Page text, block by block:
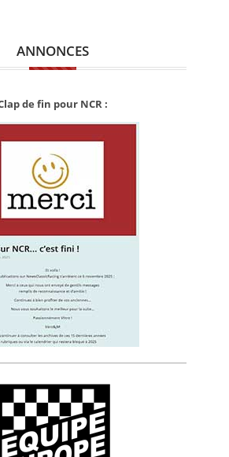
ANNONCES
de fin pour NCR :